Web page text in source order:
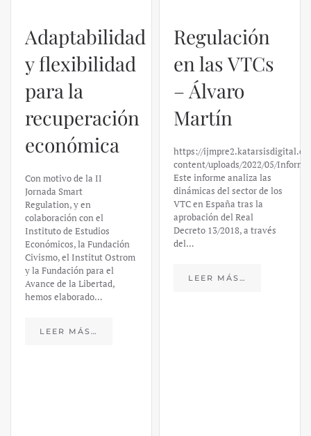
Adaptabilidad
y flexibilidad
para la
recuperación
económica
Con motivo de la II
Jornada Smart
Regulation, y en
colaboración con el
Instituto de Estudios
Económicos, la Fundación
Civismo, el Institut Ostrom
y la Fundación para el
Avance de la Libertad,
hemos elaborado…
LEER MÁS…
Regulación
en las VTCs
– Álvaro
Martín
https://
content/uploads/2022/05/
Este informe analiza las
dinámicas del sector de los
VTC en España tras la
aprobación del Real
Decreto 13/2018, a través
del…
LEER MÁS…